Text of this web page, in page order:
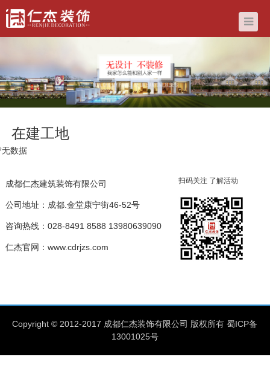
在建工地
无数据
成都仁杰建筑装饰有限公司
公司地址：成都.金堂康宁街46-52号
咨询热线： 028-8491 8588 13980639090
仁杰官网：www.cdrjzs.com
扫码关注 了解活动
Copyright © 2012-2017 成都仁杰装饰有限公司 版权所有蜀ICP备
13001025号